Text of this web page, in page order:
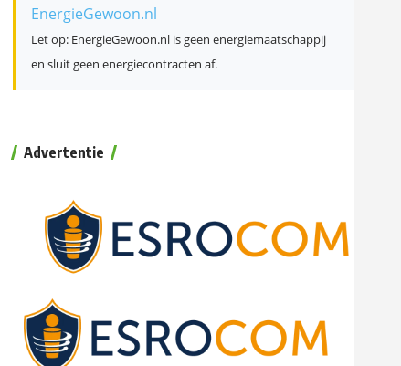
EnergieGewoon.nl
Let op: EnergieGewoon.nl is geen energiemaatschappij
en sluit geen energiecontracten af.
Advertentie